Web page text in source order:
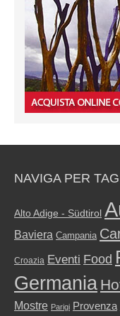
NAVIGA PER TAG
Alto Adige - Südtirol
Baviera Campania
Croazia Eventi Food
Germania
Mostre Parigi Provenza